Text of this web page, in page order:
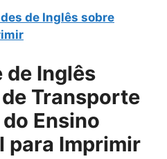
de Inglês sobre
de Inglês
Transporte
Ensino
para Imprimir